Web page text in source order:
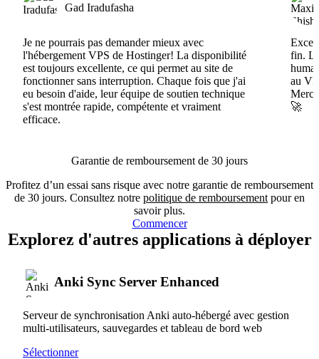
Gad Iradufasha
Je ne pourrais pas demander mieux avec
l'hébergement VPS de Hostinger! La disponibilité
est toujours excellente, ce qui permet au site de
fonctionner sans interruption. Chaque fois que j'ai
eu besoin d'aide, leur équipe de soutien technique
s'est montrée rapide, compétente et vraiment
efficace.
fin.
au
Merci
🚀
Garantie de remboursement de 30 jours
Profitez d’un essai sans risque avec notre garantie de remboursement
de 30 jours. Consultez notre politique de remboursement pour en
savoir plus.
Commencer
Explorez d'autres applications à déployer
Anki Sync Server Enhanced
Serveur de synchronisation Anki auto-hébergé avec gestion
multi-utilisateurs, sauvegardes et tableau de bord web
Sélectionner